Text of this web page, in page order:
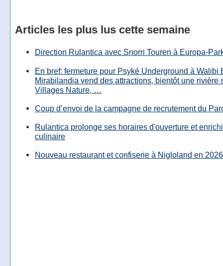
Articles les plus lus cette semaine
Direction Rulantica avec Snorri Touren à Europa-
En bref: fermeture pour Psyké Underground à Walibi
Mirabilandia vend des attractions, bientôt une rivière
Villages Nature, …
Coup d’envoi de la campagne de recrutement du
Rulantica prolonge ses horaires d'ouverture et
culinaire
Nouveau restaurant et confiserie à Nigloland en 2026